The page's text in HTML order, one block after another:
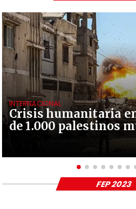
Crisis humanitaria
de 1.000 palestinos
INTERNACIONAL
FEP 2023